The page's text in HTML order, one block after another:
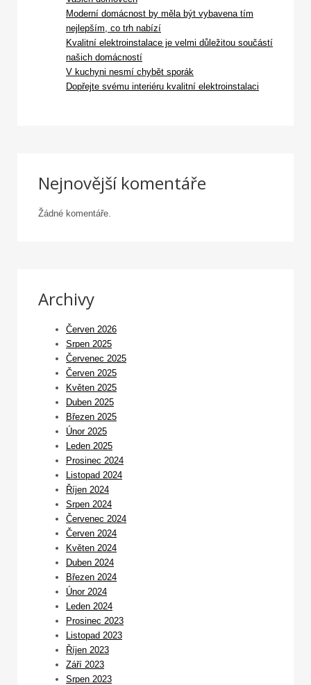
Moderní domácnost by měla být vybavena tím
nejlepším, co trh nabízí
Kvalitní elektroinstalace je velmi důležitou součástí
našich domácností
V kuchyni nesmí chybět sporák
Dopřejte svému interiéru kvalitní elektroinstalaci
Nejnovější komentáře
Žádné komentáře.
Archivy
Červen 2026
Srpen 2025
Červenec 2025
Červen 2025
Květen 2025
Duben 2025
Březen 2025
Únor 2025
Leden 2025
Prosinec 2024
Listopad 2024
Říjen 2024
Srpen 2024
Červenec 2024
Červen 2024
Květen 2024
Duben 2024
Březen 2024
Únor 2024
Leden 2024
Prosinec 2023
Listopad 2023
Říjen 2023
Září 2023
Srpen 2023